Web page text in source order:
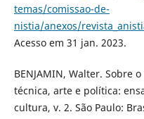
temas/comissao-de-
nistia/anexos/
Acesso em 31 jan. 2023.
BENJAMIN, Walter. Sobre
técnica, arte e política:
cultura, v. 2. São Paulo: